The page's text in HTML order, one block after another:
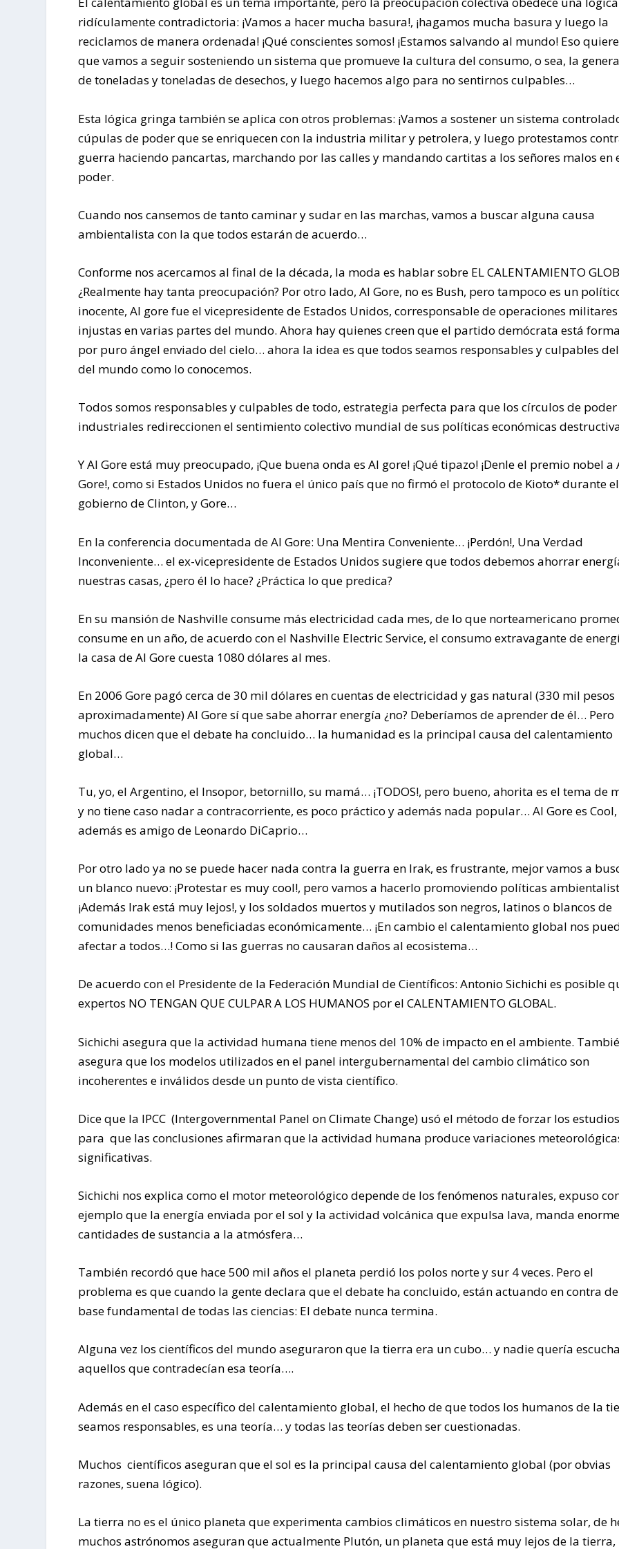
ridículamente contradictoria: ¡Vamos a hacer mucha basura!, ¡hagamos mucha basura y luego la
reciclamos de manera ordenada! ¡Qué conscientes somos! ¡Estamos salvando al mundo! Eso
que vamos a seguir sosteniendo un sistema que promueve la cultura del consumo, o sea, la
de toneladas y toneladas de desechos, y luego hacemos algo para no sentirnos culpables…
Esta lógica gringa también se aplica con otros problemas: ¡Vamos a sostener un sistema
cúpulas de poder que se enriquecen con la industria militar y petrolera, y luego protestamos
guerra haciendo pancartas, marchando por las calles y mandando cartitas a los señores malos en
poder.
Cuando nos cansemos de tanto caminar y sudar en las marchas, vamos a buscar alguna causa
ambientalista con la que todos estarán de acuerdo…
Conforme nos acercamos al final de la década, la moda es hablar sobre EL CALENTAMIENTO
¿Realmente hay tanta preocupación? Por otro lado, Al Gore, no es Bush, pero tampoco es un
inocente, Al gore fue el vicepresidente de Estados Unidos, corresponsable de operaciones militares
injustas en varias partes del mundo. Ahora hay quienes creen que el partido demócrata está
por puro ángel enviado del cielo… ahora la idea es que todos seamos responsables y culpables
del mundo como lo conocemos.
Todos somos responsables y culpables de todo, estrategia perfecta para que los círculos de poder
industriales redireccionen el sentimiento colectivo mundial de sus políticas económicas
Y Al Gore está muy preocupado, ¡Que buena onda es Al gore! ¡Qué tipazo! ¡Denle el premio nobel a
Gore!, como si Estados Unidos no fuera el único país que no firmó el protocolo de Kioto* durante el
gobierno de Clinton, y Gore…
En la conferencia documentada de Al Gore: Una Mentira Conveniente… ¡Perdón!, Una Verdad
Inconveniente… el ex-vicepresidente de Estados Unidos sugiere que todos debemos ahorrar
nuestras casas, ¿pero él lo hace? ¿Práctica lo que predica?
En su mansión de Nashville consume más electricidad cada mes, de lo que norteamericano
consume en un año, de acuerdo con el Nashville Electric Service, el consumo extravagante de
la casa de Al Gore cuesta 1080 dólares al mes.
En 2006 Gore pagó cerca de 30 mil dólares en cuentas de electricidad y gas natural (330 mil pesos
aproximadamente) Al Gore sí que sabe ahorrar energía ¿no? Deberíamos de aprender de él… Pero
muchos dicen que el debate ha concluido… la humanidad es la principal causa del calentamiento
global…
Tu, yo, el Argentino, el Insopor, betornillo, su mamá… ¡TODOS!, pero bueno, ahorita es el tema de
y no tiene caso nadar a contracorriente, es poco práctico y además nada popular… Al Gore es
además es amigo de Leonardo DiCaprio…
Por otro lado ya no se puede hacer nada contra la guerra en Irak, es frustrante, mejor vamos a
un blanco nuevo: ¡Protestar es muy cool!, pero vamos a hacerlo promoviendo políticas
¡Además Irak está muy lejos!, y los soldados muertos y mutilados son negros, latinos o blancos de
comunidades menos beneficiadas económicamente… ¡En cambio el calentamiento global nos
afectar a todos…! Como si las guerras no causaran daños al ecosistema…
De acuerdo con el Presidente de la Federación Mundial de Científicos: Antonio Sichichi es posible
expertos NO TENGAN QUE CULPAR A LOS HUMANOS por el CALENTAMIENTO GLOBAL.
Sichichi asegura que la actividad humana tiene menos del 10% de impacto en el ambiente.
asegura que los modelos utilizados en el panel intergubernamental del cambio climático son
incoherentes e inválidos desde un punto de vista científico.
Dice que la IPCC (Intergovernmental Panel on Climate Change) usó el método de forzar los
para que las conclusiones afirmaran que la actividad humana produce variaciones
significativas.
Sichichi nos explica como el motor meteorológico depende de los fenómenos naturales, expuso
ejemplo que la energía enviada por el sol y la actividad volcánica que expulsa lava, manda
cantidades de sustancia a la atmósfera…
También recordó que hace 500 mil años el planeta perdió los polos norte y sur 4 veces. Pero el
problema es que cuando la gente declara que el debate ha concluido, están actuando en contra
base fundamental de todas las ciencias: El debate nunca termina.
Alguna vez los científicos del mundo aseguraron que la tierra era un cubo… y nadie quería
aquellos que contradecían esa teoría….
Además en el caso específico del calentamiento global, el hecho de que todos los humanos de la
seamos responsables, es una teoría… y todas las teorías deben ser cuestionadas.
Muchos científicos aseguran que el sol es la principal causa del calentamiento global (por obvias
razones, suena lógico).
La tierra no es el único planeta que experimenta cambios climáticos en nuestro sistema solar, de
muchos astrónomos aseguran que actualmente Plutón, un planeta que está muy lejos de la tierra,